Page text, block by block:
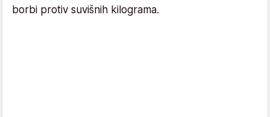
borbi protiv suvišnih kilograma.